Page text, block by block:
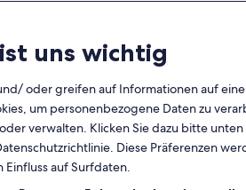
Fr Freitag
SaSamstag
SoSonntag MoMontag
Di
uns wichtig
oder greifen auf Informationen auf
um personenbezogene Daten zu
verwalten. Klicken Sie dazu bitte
Diese Präferenzen
Einfluss auf Surfdaten.